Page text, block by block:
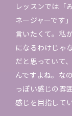
レッスンでは「
ネージャーです
言いたくて。私
になるわけじゃ
だと思っていて
んですよね。な
っぽい感じの雰
感じを目指して